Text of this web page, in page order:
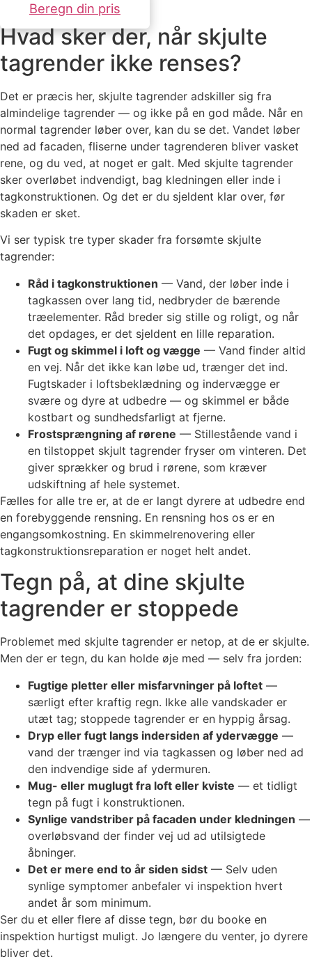
Beregn din pris
Hvad sker der, når skjulte
tagrender ikke renses?
Det er præcis her, skjulte tagrender adskiller sig fra
almindelige tagrender — og ikke på en god måde. Når en
normal tagrender løber over, kan du se det. Vandet løber
ned ad facaden, fliserne under tagrenderen bliver vasket
rene, og du ved, at noget er galt. Med skjulte tagrender
sker overløbet indvendigt, bag kledningen eller inde i
tagkonstruktionen. Og det er du sjeldent klar over, før
skaden er sket.
Vi ser typisk tre typer skader fra forsømte skjulte
tagrender:
Råd i tagkonstruktionen — Vand, der løber inde i
tagkassen over lang tid, nedbryder de bærende
træelementer. Råd breder sig stille og roligt, og når
det opdages, er det sjeldent en lille reparation.
Fugt og skimmel i loft og vægge — Vand finder altid
en vej. Når det ikke kan løbe ud, trænger det ind.
Fugtskader i loftsbeklædning og indervægge er
svære og dyre at udbedre — og skimmel er både
kostbart og sundhedsfarligt at fjerne.
Frostsprængning af rørene — Stillestående vand i
en tilstoppet skjult tagrender fryser om vinteren. Det
giver sprækker og brud i rørene, som kræver
udskiftning af hele systemet.
Fælles for alle tre er, at de er langt dyrere at udbedre end
en forebyggende rensning. En rensning hos os er en
engangsomkostning. En skimmelrenovering eller
tagkonstruktionsreparation er noget helt andet.
Tegn på, at dine skjulte
tagrender er stoppede
Problemet med skjulte tagrender er netop, at de er skjulte.
Men der er tegn, du kan holde øje med — selv fra jorden:
Fugtige pletter eller misfarvninger på loftet —
særligt efter kraftig regn. Ikke alle vandskader er
utæt tag; stoppede tagrender er en hyppig årsag.
Dryp eller fugt langs indersiden af ydervægge —
vand der trænger ind via tagkassen og løber ned ad
den indvendige side af ydermuren.
Mug- eller muglugt fra loft eller kviste — et tidligt
tegn på fugt i konstruktionen.
Synlige vandstriber på facaden under kledningen —
overløbsvand der finder vej ud ad utilsigtede
åbninger.
Det er mere end to år siden sidst — Selv uden
synlige symptomer anbefaler vi inspektion hvert
andet år som minimum.
Ser du et eller flere af disse tegn, bør du booke en
inspektion hurtigst muligt. Jo længere du venter, jo dyrere
bliver det.